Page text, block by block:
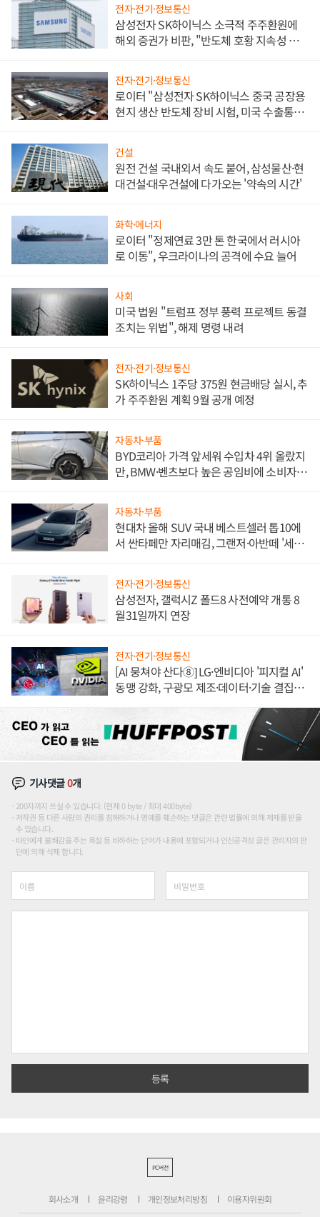
전자·전기·정보통신
삼성전자 SK하이닉스 소극적 주주환원에
해외 증권가 비판, "반도체 호황 지속성 의
전자·전기·정보통신
로이터 "삼성전자 SK하이닉스 중국 공장용
현지 생산 반도체 장비 시험, 미국 수출통제
건설
원전 건설 국내외서 속도 붙어, 삼성물산·현
대건설·대우건설에 다가오는 '약속의 시간'
화학·에너지
로이터 "정제연료 3만 톤 한국에서 러시아
로 이동", 우크라이나의 공격에 수요 늘어
사회
미국 법원 "트럼프 정부 풍력 프로젝트 동결
조치는 위법", 해제 명령 내려
전자·전기·정보통신
SK하이닉스 1주당 375원 현금배당 실시, 추
가 주주환원 계획 9월 공개 예정
자동차·부품
BYD코리아 가격 앞세워 수입차 4위 올랐지
만, BMW·벤츠보다 높은 공임비에 소비자
자동차·부품
현대차 올해 SUV 국내 베스트셀러 톱10에
서 싼타페만 자리매김, 그랜저·아반떼 '세단
전자·전기·정보통신
삼성전자, 갤럭시Z 폴드8 사전예약 개통 8
월31일까지 연장
전자·전기·정보통신
[AI 뭉쳐야 산다⑧] LG·엔비디아 '피지컬 AI'
동맹 강화, 구광모 제조·데이터·기술 결집
기사댓글0개
200자까지 쓰실 수 있습니다. (현재 0 byte / 최대 400byte)
저작권 등 다른 사람의 권리를 침해하거나 명예를 훼손하는 댓글은 관련 법률에 의해 제재를 받을
수 있습니다.
타인에게 불쾌감을 주는 욕설 등 비하하는 단어가 내용에 포함되거나 인신공격성 글은 관리자의 판
단에 의해 삭제 합니다.
PC버전
회사소개 윤리강령 개인정보처리방침 이용자위원회